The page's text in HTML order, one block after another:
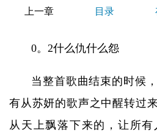
上一章 目录
0。2什么仇什么怨
当整首歌曲结束的时候
有从苏妍的歌声之中醒转过
从天上飘落下来的，让所